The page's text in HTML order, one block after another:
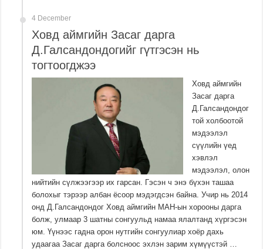
4 December
Ховд аймгийн Засаг дарга
Д.Галсандондогийг гүтгэсэн нь
тогтоогджээ
Ховд аймгийн
Засаг дарга
Д.Галсандондог
той холбоотой
мэдээлэл
сүүлийн үед
хэвлэл
мэдээлэл, олон
нийтийн сүлжээгээр их гарсан. Гэсэн ч энэ бүхэн ташаа
болохыг тэрээр албан ёсоор мэдэгдсэн байна. Учир нь 2014
онд Д.Галсандондог Ховд аймгийн МАН-ын хорооны дарга
болж, улмаар 3 шатны сонгуульд намаа ялалтанд хүргэсэн
юм. Үүнээс гадна орон нутгийн сонгуулиар хоёр дахь
удаагаа Засаг дарга болсноос эхлэн зарим хүмүүстэй …